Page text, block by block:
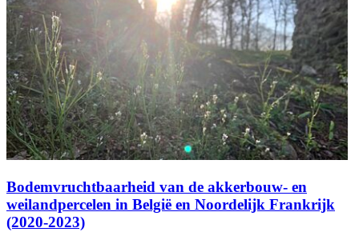
Bodemvruchtbaarheid van de akkerbouw- en
weilandpercelen in België en Noordelijk Frankrijk
(2020-2023)